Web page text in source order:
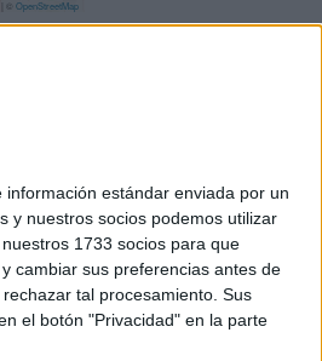
estándar enviada por un
y nuestros socios podemos utilizar
1733 socios para que
cambiar sus preferencias antes de
tal procesamiento. Sus
el botón "Privacidad" en la parte
© OpenStreetMap